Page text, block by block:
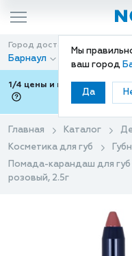
Мы
ваш город
Да
Город доставки
Барнаул
1/4 цены и покупки ваши с
Главная Каталог
Косметика для губ
Помада-карандаш для
розовый, 2.5г